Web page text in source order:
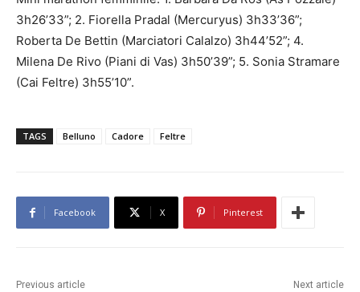
3h26’33”; 2. Fiorella Pradal (Mercuryus) 3h33’36”;
Roberta De Bettin (Marciatori Calalzo) 3h44’52”; 4.
Milena De Rivo (Piani di Vas) 3h50’39”; 5. Sonia Stramare
(Cai Feltre) 3h55’10”.
TAGS Belluno Cadore Feltre
Facebook X Pinterest
Previous article Next article